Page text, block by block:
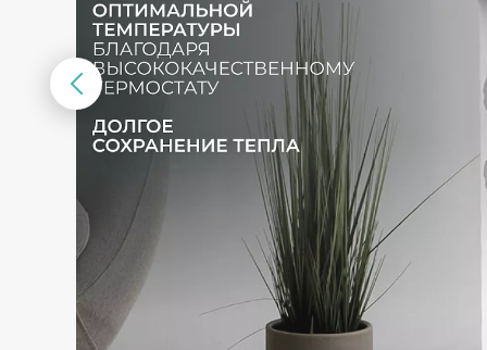
Предыдущий
слайд